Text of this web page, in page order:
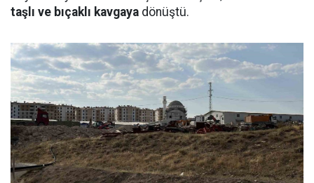
taşlı ve bıçaklı kavgaya dönüştü.